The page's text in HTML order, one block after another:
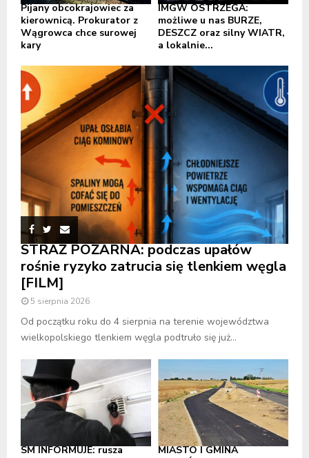
Pijany obcokrajowiec za
kierownicą. Prokurator z
Wągrowca chce surowej
kary
IMGW OSTRZEGA:
możliwe u nas BURZE,
DESZCZ oraz silny WIATR,
a lokalnie...
STRAŻ POŻARNA: podczas upałów
rośnie ryzyko zatrucia się tlenkiem węgla
[FILM]
5 sierpnia 2026
Od początku roku do 4 sierpnia na terenie województwa
wielkopolskiego tlenkiem węgla podtruło się już...
SM INFORMUJE: rusza
MIASTO I GMINA